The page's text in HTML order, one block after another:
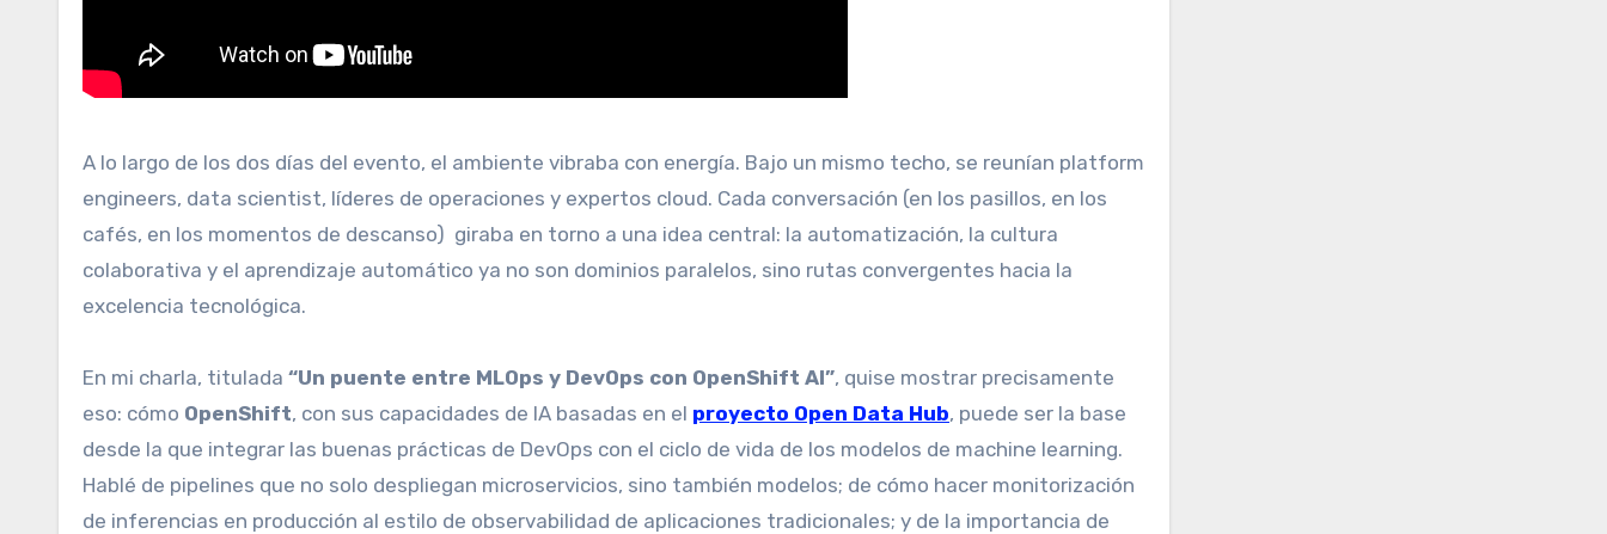
A lo largo de los dos días del evento, el ambiente vibraba con energía. Bajo un mismo techo, se reunían platform
engineers, data scientist, líderes de operaciones y expertos cloud. Cada conversación (en los pasillos, en los
cafés, en los momentos de descanso) giraba en torno a una idea central: la automatización, la cultura
colaborativa y el aprendizaje automático ya no son dominios paralelos, sino rutas convergentes hacia la
excelencia tecnológica.
En mi charla, titulada “Un puente entre MLOps y DevOps con OpenShift AI”, quise mostrar precisamente
eso: cómo OpenShift, con sus capacidades de IA basadas en el proyecto Open Data Hub, puede ser la base
desde la que integrar las buenas prácticas de DevOps con el ciclo de vida de los modelos de machine learning.
Hablé de pipelines que no solo despliegan microservicios, sino también modelos; de cómo hacer monitorización
de inferencias en producción al estilo de observabilidad de aplicaciones tradicionales; y de la importancia de